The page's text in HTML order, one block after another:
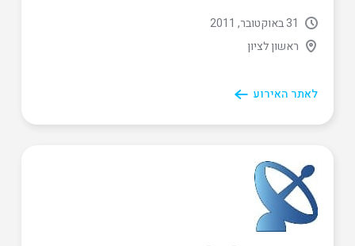
31 באוקטובר, 2011
ראשון לציון
לאתר האירוע